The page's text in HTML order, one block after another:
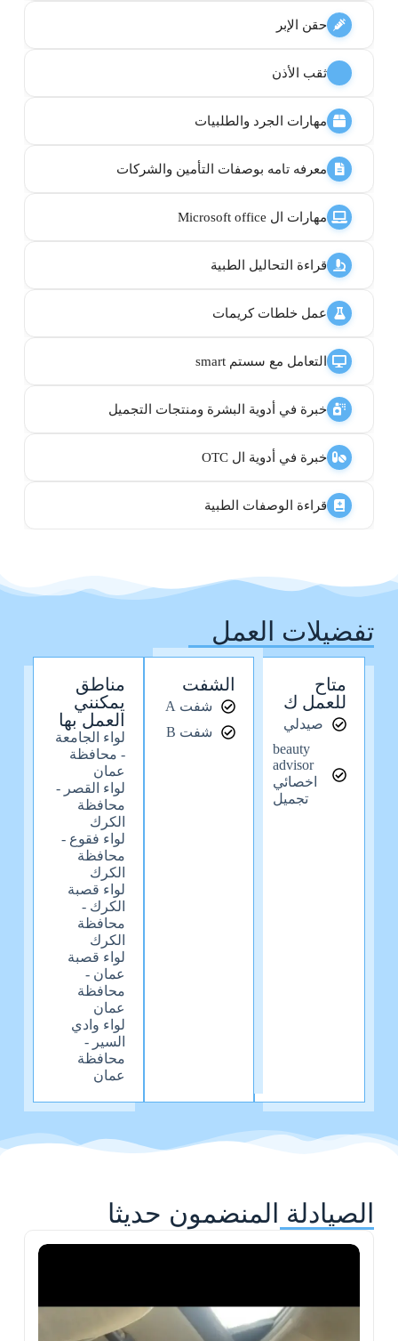
حقن الإبر
ثقب الأذن
مهارات الجرد والطلبيات
معرفه تامه بوصفات التأمين والشركات
مهارات ال Microsoft office
قراءة التحاليل الطبية
عمل خلطات كريمات
التعامل مع سستم smart
خبرة في أدوية البشرة ومنتجات التجميل
خبرة في أدوية ال OTC
قراءة الوصفات الطبية
تفضيلات العمل
متاح
للعمل ك
صيدلي
beauty
advisor
اخصائي
تجميل
الشفت
شفت A
شفت B
مناطق
يمكنني
العمل بها
لواء الجامعة
- محافظة
عمان
لواء القصر -
محافظة
الكرك
لواء فقوع -
محافظة
الكرك
لواء قصبة
الكرك -
محافظة
الكرك
لواء قصبة
عمان -
محافظة
عمان
لواء وادي
السير -
محافظة
عمان
الصيادلة المنضمون حديثا